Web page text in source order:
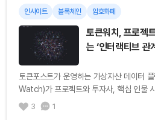
인사이트 블록체인 암호화폐
토큰워치, 프로젝
는 ‘인터랙티브 관
토큰포스트가 운영하는 가상자산 데이터
Watch)가 프로젝트와 투자사, 핵심 인물
볼 수 있는 인터랙티브 관계도 기능을 공개
국내 원화마켓에 상장된...
3 1